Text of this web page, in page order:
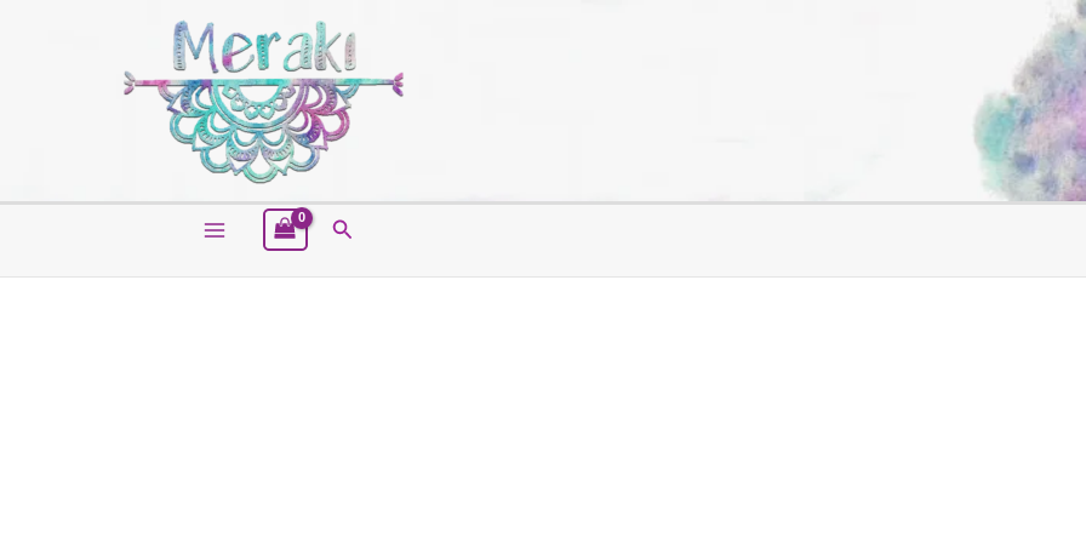
Buscar